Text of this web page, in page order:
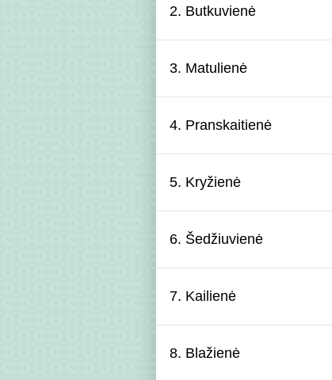
2. Butkuvienė
3. Matulienė
4. Pranskaitienė
5. Kryžienė
6. Šedžiuvienė
7. Kailienė
8. Blažienė